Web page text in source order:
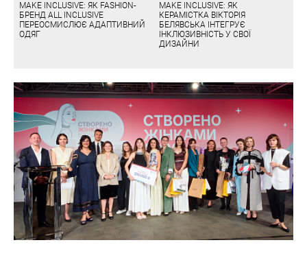
MAKE INCLUSIVE: ЯК FASHION-
БРЕНД ALL INCLUSIVE
ПЕРЕОСМИСЛЮЄ АДАПТИВНИЙ
ОДЯГ
MAKE INCLUSIVE: ЯК
КЕРАМІСТКА ВІКТОРІЯ
БЕЛЯВСЬКА ІНТЕГРУЄ
ІНКЛЮЗИВНІСТЬ У СВОЇ
ДИЗАЙНИ